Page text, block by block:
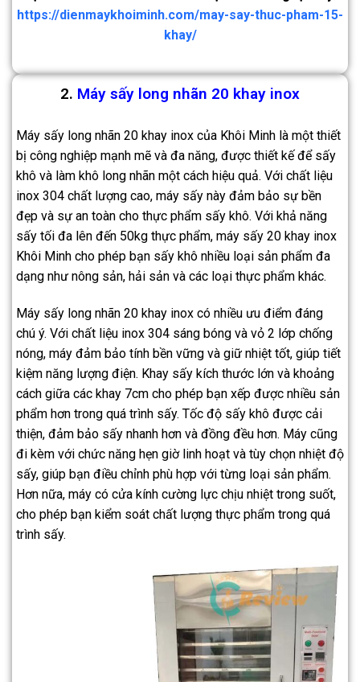
https://dienmaykhoiminh.com/may-say-thuc-pham-15-
khay/
2. Máy sấy long nhãn 20 khay inox
Máy sấy long nhãn 20 khay inox của Khôi Minh là một thiết
bị công nghiệp mạnh mẽ và đa năng, được thiết kế để sấy
khô và làm khô long nhãn một cách hiệu quả. Với chất liệu
inox 304 chất lượng cao, máy sấy này đảm bảo sự bền
đẹp và sự an toàn cho thực phẩm sấy khô. Với khả năng
sấy tối đa lên đến 50kg thực phẩm, máy sấy 20 khay inox
Khôi Minh cho phép bạn sấy khô nhiều loại sản phẩm đa
dạng như nông sản, hải sản và các loại thực phẩm khác.
Máy sấy long nhãn 20 khay inox có nhiều ưu điểm đáng
chú ý. Với chất liệu inox 304 sáng bóng và vỏ 2 lớp chống
nóng, máy đảm bảo tính bền vững và giữ nhiệt tốt, giúp tiết
kiệm năng lượng điện. Khay sấy kích thước lớn và khoảng
cách giữa các khay 7cm cho phép bạn xếp được nhiều sản
phẩm hơn trong quá trình sấy. Tốc độ sấy khô được cải
thiện, đảm bảo sấy nhanh hơn và đồng đều hơn. Máy cũng
đi kèm với chức năng hẹn giờ linh hoạt và tùy chọn nhiệt độ
sấy, giúp bạn điều chỉnh phù hợp với từng loại sản phẩm.
Hơn nữa, máy có cửa kính cường lực chịu nhiệt trong suốt,
cho phép bạn kiểm soát chất lượng thực phẩm trong quá
trình sấy.